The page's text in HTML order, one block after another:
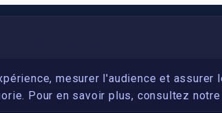
mesurer l'audience et assurer
Pour en savoir plus, consultez notre
Devenez développeur avec IronSkill
Gubernatis immobilier